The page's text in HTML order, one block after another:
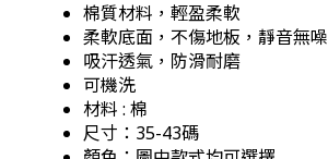
棉質材料，輕盈柔軟
柔軟底面，不傷地板，靜音無噪
吸汗透氣，防滑耐磨
可機洗
材料 : 棉
尺寸：35-43碼